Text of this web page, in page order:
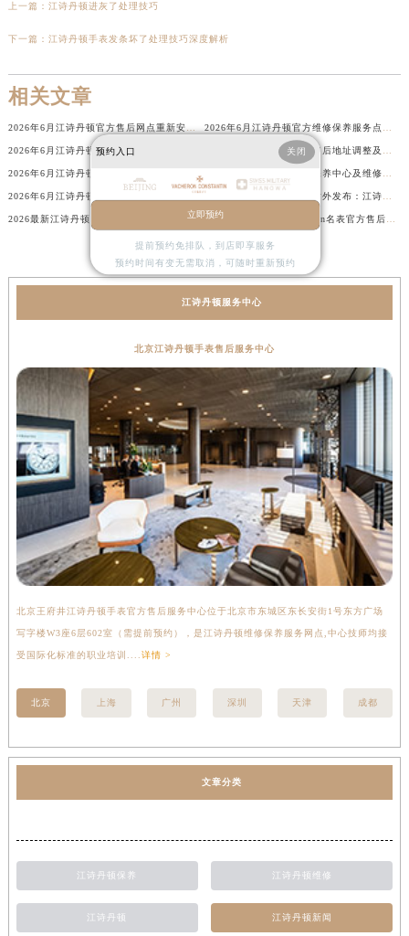
上一篇： 江诗丹顿进灰了处理技巧
下一篇： 江诗丹顿手表发条坏了处理技巧深度解析
相关文章
2026年6月江诗丹顿官方售后网点重新安排补充最终通知（迁址+新开） 2026年6月江诗丹顿官方维修保养服务点迁移与新开信息总览发布
2026年6月江诗丹顿官方售后地址调整及新开店最终补充通告
2026年6月江诗丹顿官方保养中心及维修服务点变动对照补充最终表
2026年6月官方最终文件对外发布：江诗丹顿售后维修保养中心搬迁与新增事项
2026最新江诗丹顿vacheron名表售后保养中心网点地址调研报告 2026最新江诗丹顿vacheron名表官方售后维修服务中心地址实地探访报告
江诗丹顿服务中心
北京江诗丹顿手表售后服务中心
北京王府井江诗丹顿手表官方售后服务中心位于北京市东城区东长安街1号东方广场
写字楼W3座6层602室（需提前预约），是江诗丹顿维修保养服务网点,中心技师均接
受国际化标准的职业培训....详情 >
北京 上海 广州 深圳 天津 成都
文章分类
江诗丹顿保养 江诗丹顿维修
江诗丹顿 江诗丹顿新闻
预约入口 关闭
立即预约
提前预约免排队，到店即享服务
预约时间有变无需取消，可随时重新预约